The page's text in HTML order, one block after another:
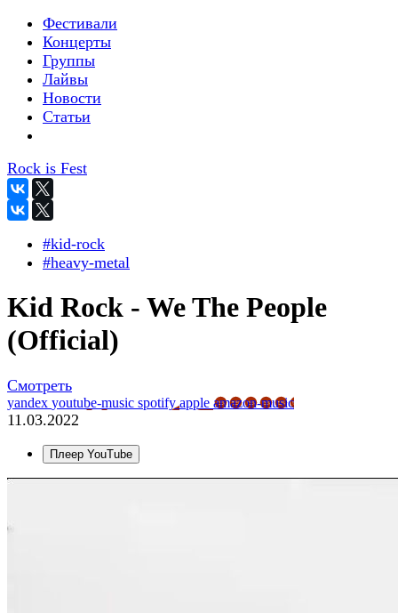
Фестивали
Концерты
Группы
Лайвы
Новости
Статьи
Rock is Fest
#kid-rock
#heavy-metal
Kid Rock - We The People
(Official)
Смотреть
yandex youtube-music spotifyapple amazon-music
11.03.2022
Плеер YouTube